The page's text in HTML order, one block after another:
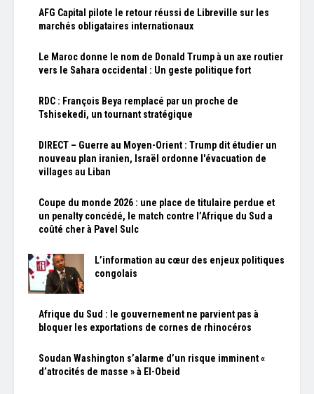
AFG Capital pilote le retour réussi de Libreville sur les
marchés obligataires internationaux
Le Maroc donne le nom de Donald Trump à un axe routier
vers le Sahara occidental : Un geste politique fort
RDC : François Beya remplacé par un proche de
Tshisekedi, un tournant stratégique
DIRECT – Guerre au Moyen-Orient : Trump dit étudier un
nouveau plan iranien, Israël ordonne l'évacuation de
villages au Liban
Coupe du monde 2026 : une place de titulaire perdue et
un penalty concédé, le match contre l’Afrique du Sud a
coûté cher à Pavel Sulc
L’information au cœur des enjeux politiques
congolais
Afrique du Sud : le gouvernement ne parvient pas à
bloquer les exportations de cornes de rhinocéros
Soudan Washington s’alarme d’un risque imminent «
d’atrocités de masse » à El-Obeid